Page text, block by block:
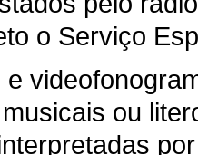
o Serviço
ou